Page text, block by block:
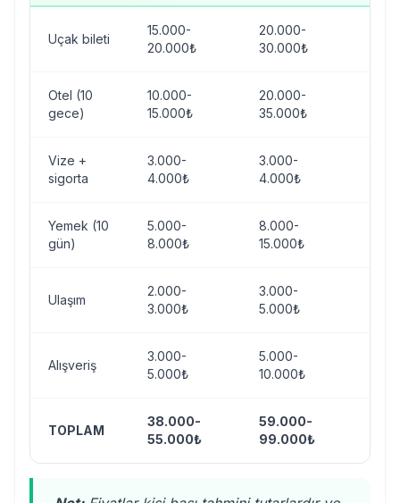
Uçak bileti
15.000-
20.000₺
20.000-
30.000₺
Otel (10
gece)
10.000-
15.000₺
20.000-
35.000₺
Vize +
sigorta
3.000-
4.000₺
3.000-
4.000₺
Yemek (10
gün)
5.000-
8.000₺
8.000-
15.000₺
Ulaşım
2.000-
3.000₺
3.000-
5.000₺
Alışveriş
3.000-
5.000₺
5.000-
10.000₺
TOPLAM
38.000-
55.000₺
59.000-
99.000₺